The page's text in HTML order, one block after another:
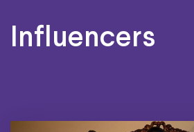
Influencers